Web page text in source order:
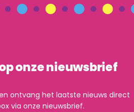
onze nieuwsbrief
ontvang het laatste nieuws direct
via onze nieuwsbrief.